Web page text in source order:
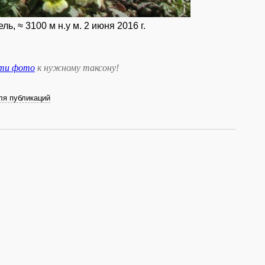
≈ 3100 м н.у м. 2 июня 2016 г.
фото к нужному таксону!
публикаций